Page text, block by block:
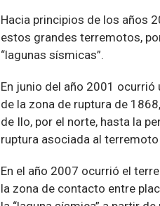
Hacia principios de los años
estos grandes terremotos,
“lagunas sísmicas”.
En junio del año 2001
de la zona de ruptura de
de Ilo, por el norte, hasta la
ruptura asociada al
En el año 2007 ocurrió el
la zona de contacto entre